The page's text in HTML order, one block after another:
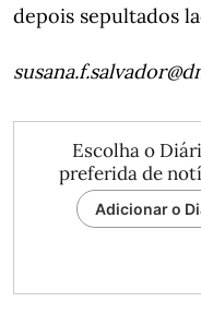
depois sepultados
Escolha o
preferida de
Adicionar o